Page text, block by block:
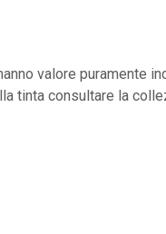
valore puramente
tinta consultare la